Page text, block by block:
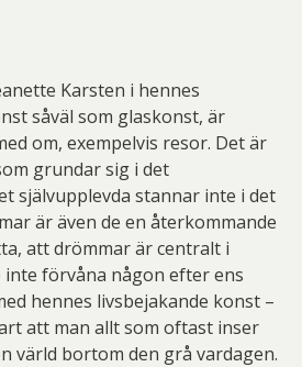
Karsten i hennes
såväl som glaskonst, är
om, exempelvis resor. Det är
grundar sig i det
självupplevda stannar inte i det
är även de en återkommande
att drömmar är centralt i
förvåna någon efter ens
hennes livsbejakande konst –
att man allt som oftast inser
värld bortom den grå vardagen.